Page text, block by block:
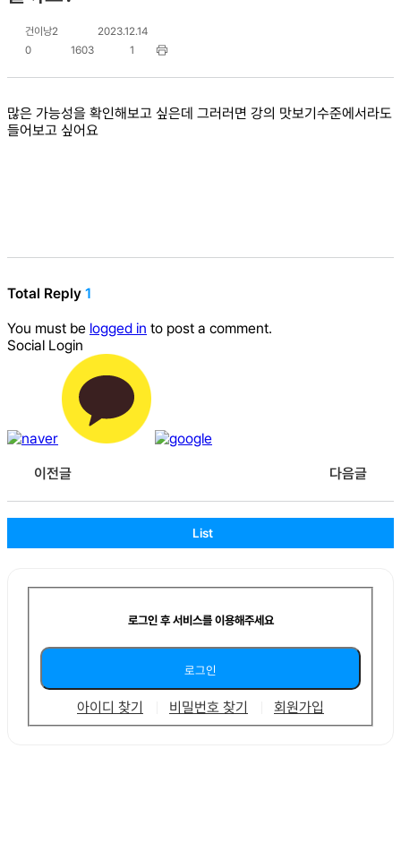
건이낭2
2023.12.14
0
1603 1
많은 가능성을 확인해보고 싶은데 그러러면 강의 맛보기수준에서라도
들어보고 싶어요
Total Reply 1
You must be logged in to post a comment.
Social Login
이전글 다음글
List
로그인 후 서비스를 이용해주세요
아이디 찾기 비밀번호 찾기 회원가입